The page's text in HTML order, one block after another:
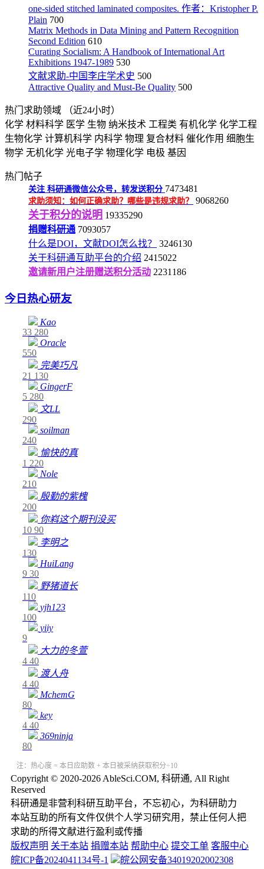
one-sided stitched laminated composites. 作者：Kristopher P.
Plain 700
Matrix Methods in Data Mining and Pattern Recognition
Second Edition 610
Curating Socialism: A Handbook of International Art
Exhibitions 1947-1989 530
文献求助-中国李庄学术史 500
Attractive Quality and Must-Be Quality 500
热门求助领域
（近24小时）
化学 材料科学 医学 生物 纳米技术 工程类 有机化学 化学工程
生物化学 计算机科学 内科学 物理 复合材料 催化作用 细胞生
物学 无机化学 光电子学 物理化学 电极 基因
热门帖子
关注 科研通微信公众号，转发送积分 7473481
求助须知：如何正确求助？哪些是违规求助？ 9068260
关于积分的说明 19335290
捐赠科研通 7093057
什么是DOI，文献DOI怎么找？
3246130
关于科研通互助平台的介绍 2415022
邀请新用户注册赠送积分活动 2231186
今日热心研友
Kao
33 280
Oracle
550
完美巧凡
21 130
GingerF
5 280
文LL
290
soilman
240
愉快的真
1 220
Nole
210
殷勤的紫槐
200
你嵙这个期刊没买
10 90
李明之
130
HuiLang
9 30
野猪道长
110
yjh123
100
yiiy
9
大力的冬萱
4 40
渡人舟
4 40
MchemG
80
key
4 40
369ninja
80
注：热心度 = 本日应助数 + 本日被采纳获取积分÷10
Copyright © 2020-2026 AbleSci.COM, 科研通, All Right
Reserved
科研通是非营利科研互助平台，不忘初心，为科研助力
本站互助的所有文件仅供个人学习研究用，禁止任何人把
求助的所得文献进行盈利或传播
版权声明 关于本站 捐赠本站 帮助中心 提交工单 客服中心
皖ICP备2024041134号-1
皖公网安备34019202002308